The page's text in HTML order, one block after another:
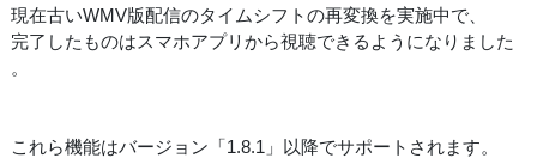
現在古いWMV版配信のタイムシフトの再変換を実施中で、
完了したものはスマホアプリから視聴できるようになりました
。
これら機能はバージョン「1.8.1」以降でサポートされます。